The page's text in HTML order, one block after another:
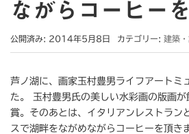
ながらコーヒー
公開済み: 2014年5月8日 カテゴリー: 建築
芦ノ湖に、画家玉村豊男ライフアートミ
た。 玉村豊男氏の美しい水彩画の版画
賞。そのあとは、イタリアンレストラン
スで湖畔をながめながらコーヒーを頂き